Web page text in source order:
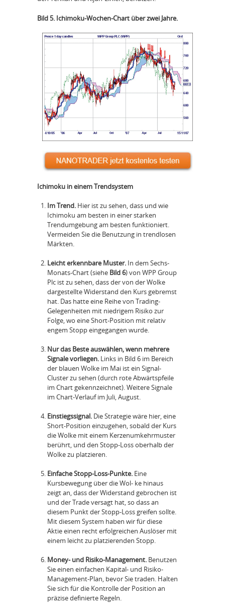
Bild 5. Ichimoku-Wochen-Chart über zwei Jahre.
Ichimoku in einem Trendsystem
Im Trend.Hier ist zu sehen, dass und wie
Ichimoku am besten in einer starken
Trendumgebung am besten funktioniert.
Vermeiden Sie die Benutzung in trendlosen
Märkten.
Leicht erkennbare Muster. In dem Sechs-
Monats-Chart (siehe Bild 6) von WPP Group
Plc ist zu sehen, dass der von der Wolke
dargestellte Widerstand den Kurs gebremst
hat. Das hatte eine Reihe von Trading-
Gelegenheiten mit niedrigem Risiko zur
Folge, wo eine Short-Position mit relativ
engem Stopp eingegangen wurde.
Nur das Beste auswählen, wenn mehrere
Signale vorliegen. Links in Bild 6 im Bereich
der blauen Wolke im Mai ist ein Signal-
Cluster zu sehen (durch rote Abwärtspfeile
im Chart gekennzeichnet). Weitere Signale
im Chart-Verlauf im Juli, August.
Einstiegssignal.Die Strategie wäre hier, eine
Short-Position einzugehen, sobald der Kurs
die Wolke mit einem Kerzenumkehrmuster
berührt, und den Stopp-Loss oberhalb der
Wolke zu platzieren.
Einfache Stopp-Loss-Punkte. Eine
Kursbewegung über die Wol- ke hinaus
zeigt an, dass der Widerstand gebrochen ist
und der Trade versagt hat, so dass an
diesem Punkt der Stopp-Loss greifen sollte.
Mit diesem System haben wir für diese
Aktie einen recht erfolgreichen Auslöser mit
einem leicht zu platzierenden Stopp.
Money- und Risiko-Management. Benutzen
Sie einen einfachen Kapital- und Risiko-
Management-Plan, bevor Sie traden. Halten
Sie sich für die Kontrolle der Position an
präzise definierte Regeln.